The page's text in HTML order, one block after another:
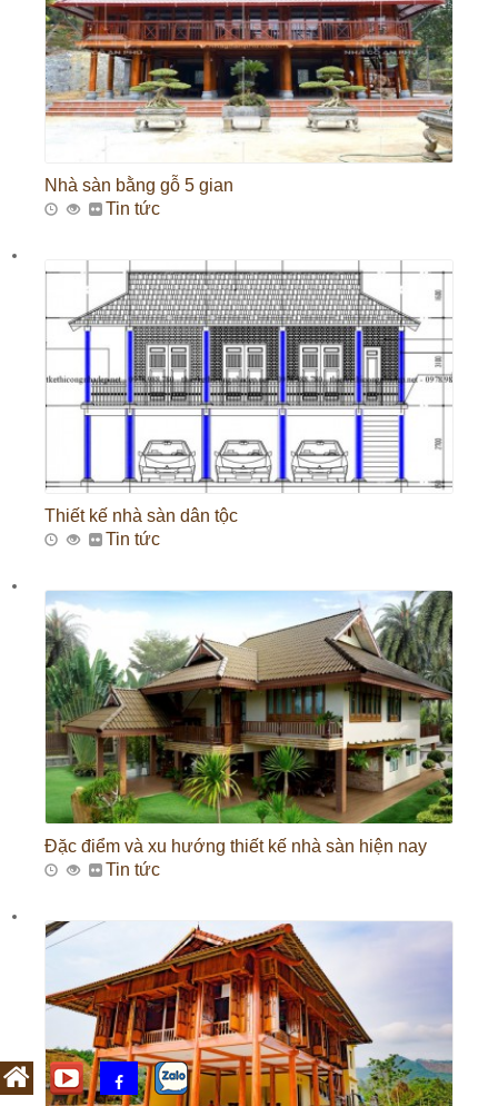
Nhà sàn bằng gỗ 5 gian
Tin tức
Thiết kế nhà sàn dân tộc
Tin tức
Đặc điểm và xu hướng thiết kế nhà sàn hiện nay
Tin tức